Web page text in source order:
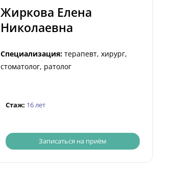
Жиркова Елена
Николаевна
Специализация: терапевт, хирург,
стоматолог, ратолог
Стаж: 16 лет
Записаться на приём